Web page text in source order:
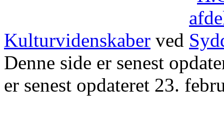
Kulturvidenskaber ved
Denne side er senest
er senest opdateret 23.